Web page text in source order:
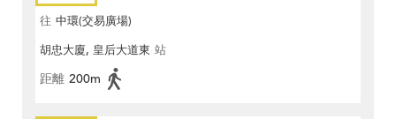
往 中環(交易廣場)
胡忠大廈, 皇后大道東 站
距離 200m